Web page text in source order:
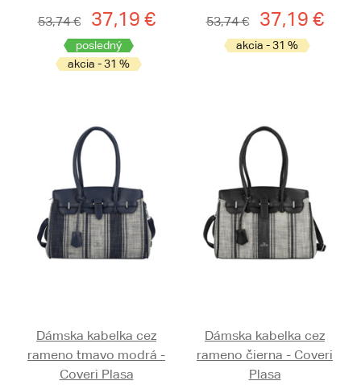
53,74 €
37,19 €
posledný
akcia - 31 %
53,74 €
37,19 €
akcia - 31 %
Dámska kabelka cez
rameno tmavo modrá -
Coveri Plasa
Dámska kabelka cez
rameno čierna - Coveri
Plasa